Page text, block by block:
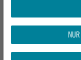
PATAGONIA HERREN
M'S GO TO SHIRT
LUPINE TRAIL - BEESWAX